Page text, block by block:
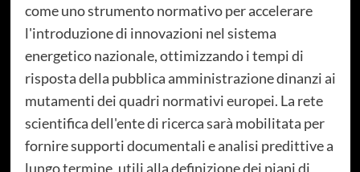
come uno strumento normativo per accelerare
l'introduzione di innovazioni nel sistema
energetico nazionale, ottimizzando i tempi di
risposta della pubblica amministrazione dinanzi ai
mutamenti dei quadri normativi europei. La rete
scientifica dell'ente di ricerca sarà mobilitata per
fornire supporti documentali e analisi predittive a
lungo termine, utili alla definizione dei piani di